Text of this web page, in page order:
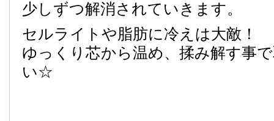
少しずつ解消されていきます。
セルライトや脂肪に冷えは大敵！
ゆっくり芯から温め、揉み解す事
い☆